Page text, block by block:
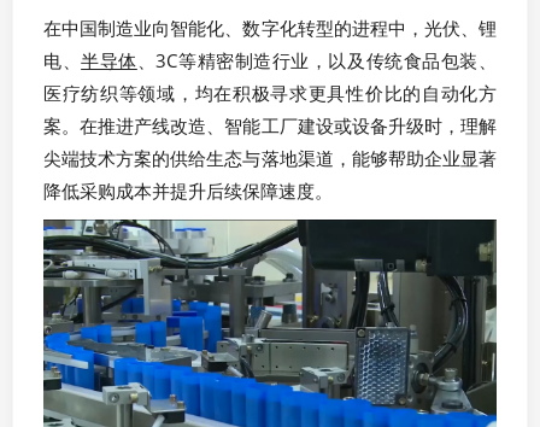
在中国制造业向智能化、数字化转型的进程中，光伏、锂
电、半导体、3C等精密制造行业，以及传统食品包装、
医疗纺织等领域，均在积极寻求更具性价比的自动化方
案。在推进产线改造、智能工厂建设或设备升级时，理解
尖端技术方案的供给生态与落地渠道，能够帮助企业显著
降低采购成本并提升后续保障速度。